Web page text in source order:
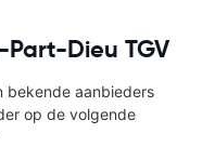
Dieu TGV
bekende aanbieders
op de volgende